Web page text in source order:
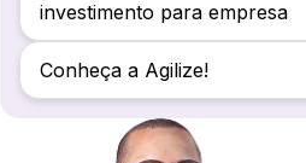
investimento para empresa
Conheça a Agilize!